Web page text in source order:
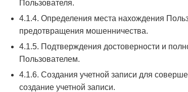
Пользователя.
4.1.4. Определения места нахождения
предотвращения мошенничества.
4.1.5. Подтверждения достоверности и
Пользователем.
4.1.6. Создания учетной записи для
создание учетной записи.